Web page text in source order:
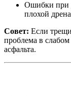
Ошибки при
плохой
Совет: Если
проблема в
асфальта.